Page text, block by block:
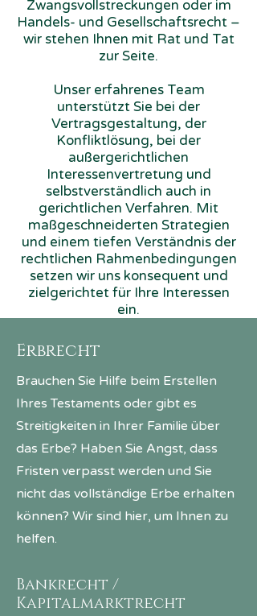
Zwangsvollstreckungen oder im
Handels- und Gesellschaftsrecht –
wir stehen Ihnen mit Rat und Tat
zur Seite.
Unser erfahrenes Team
unterstützt Sie bei der
Vertragsgestaltung, der
Konfliktlösung, bei der
außergerichtlichen
Interessenvertretung und
selbstverständlich auch in
gerichtlichen Verfahren. Mit
maßgeschneiderten Strategien
und einem tiefen Verständnis der
rechtlichen Rahmenbedingungen
setzen wir uns konsequent und
zielgerichtet für Ihre Interessen
ein.
Erbrecht
Brauchen Sie Hilfe beim Erstellen
Ihres Testaments oder gibt es
Streitigkeiten in Ihrer Familie über
das Erbe? Haben Sie Angst, dass
Fristen verpasst werden und Sie
nicht das vollständige Erbe erhalten
können? Wir sind hier, um Ihnen zu
helfen.
Bankrecht /
Kapitalmarktrecht